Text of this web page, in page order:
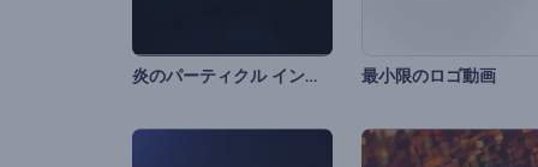
炎のパーティクル イントロ 最小限のロゴ動画